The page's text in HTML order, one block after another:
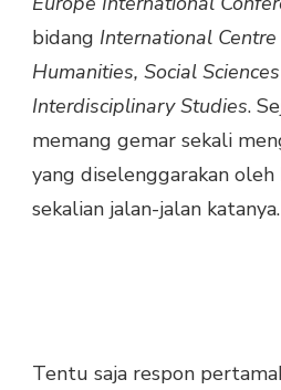
bidang International
Humanities, Social
Interdisciplinary Studies.
memang gemar sekali
yang diselenggarakan oleh
sekalian jalan-jalan katanya.
Tentu saja respon